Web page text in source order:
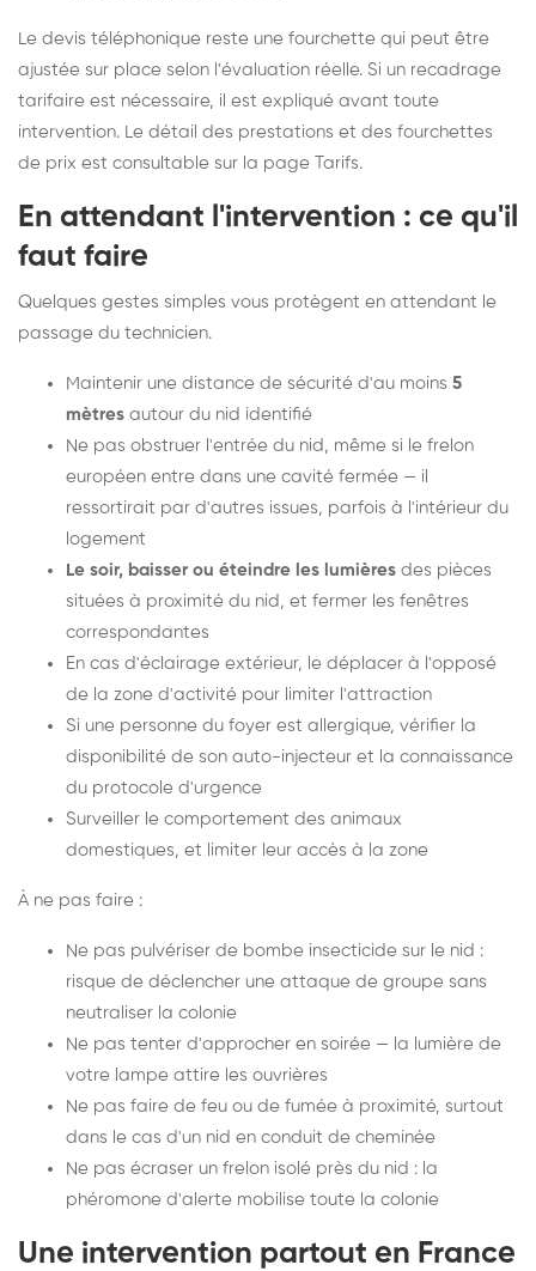
Le devis téléphonique reste une fourchette qui peut être
ajustée sur place selon l'évaluation réelle. Si un recadrage
tarifaire est nécessaire, il est expliqué avant toute
intervention. Le détail des prestations et des fourchettes
de prix est consultable sur la page Tarifs.
En attendant l'intervention : ce qu'il
faut faire
Quelques gestes simples vous protègent en attendant le
passage du technicien.
Maintenir une distance de sécurité d'au moins 5
mètres autour du nid identifié
Ne pas obstruer l'entrée du nid, même si le frelon
européen entre dans une cavité fermée — il
ressortirait par d'autres issues, parfois à l'intérieur du
logement
Le soir, baisser ou éteindre les lumières des pièces
situées à proximité du nid, et fermer les fenêtres
correspondantes
En cas d'éclairage extérieur, le déplacer à l'opposé
de la zone d'activité pour limiter l'attraction
Si une personne du foyer est allergique, vérifier la
disponibilité de son auto-injecteur et la connaissance
du protocole d'urgence
Surveiller le comportement des animaux
domestiques, et limiter leur accès à la zone
À ne pas faire :
Ne pas pulvériser de bombe insecticide sur le nid :
risque de déclencher une attaque de groupe sans
neutraliser la colonie
Ne pas tenter d'approcher en soirée — la lumière de
votre lampe attire les ouvrières
Ne pas faire de feu ou de fumée à proximité, surtout
dans le cas d'un nid en conduit de cheminée
Ne pas écraser un frelon isolé près du nid : la
phéromone d'alerte mobilise toute la colonie
Une intervention partout en France